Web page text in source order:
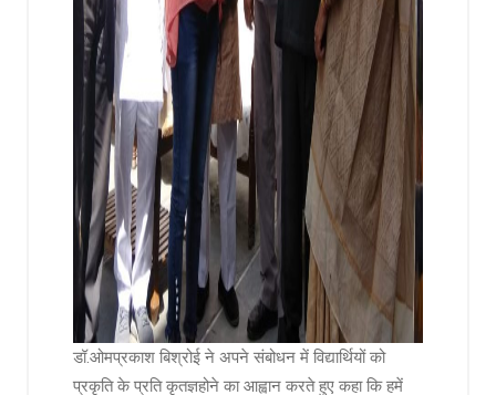
डॉ.ओमप्रकाश बिश्रोई ने अपने संबोधन में विद्यार्थियों को
प्रकृति के प्रति कृतज्ञहोने का आह्वान करते हुए कहा कि हमें